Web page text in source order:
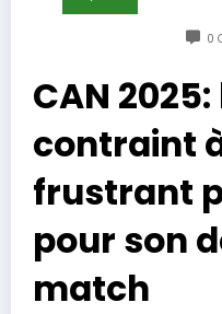
0
CAN
contraint
frustrant
pour son
match